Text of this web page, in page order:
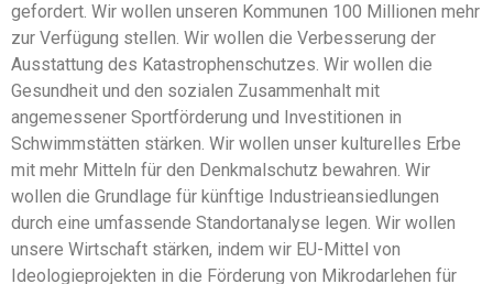
gefordert. Wir wollen unseren Kommunen 100 Millionen mehr
zur Verfügung stellen. Wir wollen die Verbesserung der
Ausstattung des Katastrophenschutzes. Wir wollen die
Gesundheit und den sozialen Zusammenhalt mit
angemessener Sportförderung und Investitionen in
Schwimmstätten stärken. Wir wollen unser kulturelles Erbe
mit mehr Mitteln für den Denkmalschutz bewahren. Wir
wollen die Grundlage für künftige Industrieansiedlungen
durch eine umfassende Standortanalyse legen. Wir wollen
unsere Wirtschaft stärken, indem wir EU-Mittel von
Ideologieprojekten in die Förderung von Mikrodarlehen für